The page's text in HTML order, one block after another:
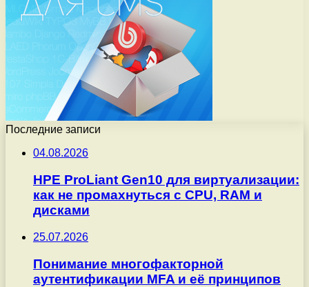
Последние записи
04.08.2026
HPE ProLiant Gen10 для виртуализации:
как не промахнуться с CPU, RAM и
дисками
25.07.2026
Понимание многофакторной
аутентификации MFA и её принципов